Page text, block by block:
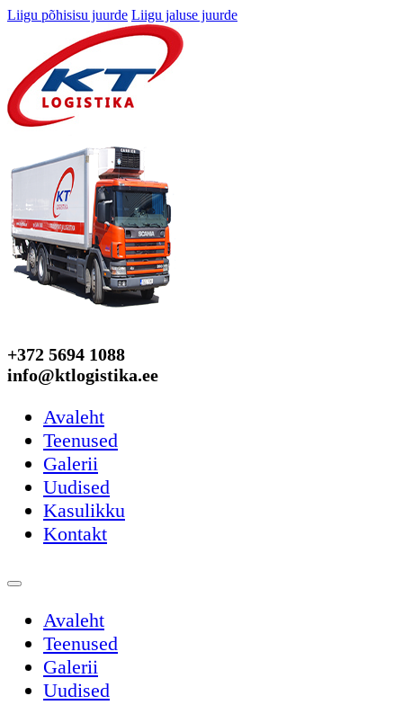
Liigu põhisisu juurde Liigu jaluse juurde
+372 5694 1088
info@ktlogistika.ee
Avaleht
Teenused
Galerii
Uudised
Kasulikku
Kontakt
Avaleht
Teenused
Galerii
Uudised